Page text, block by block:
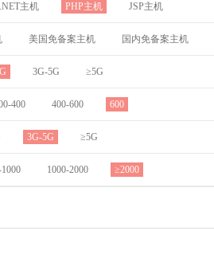
.NET主机 PHP主机 JSP主机
美国免备案主机 国内免备案主机
3G-5G ≥5G
400 400-600 600
3G-5G ≥5G
1000-2000 ≥2000